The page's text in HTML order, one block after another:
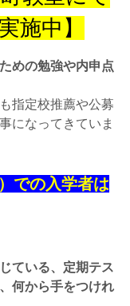
施中】
めの勉強や内申点
指定校推薦や公募
になってきていま
での入学者は
ている、定期テス
何から手をつけれ